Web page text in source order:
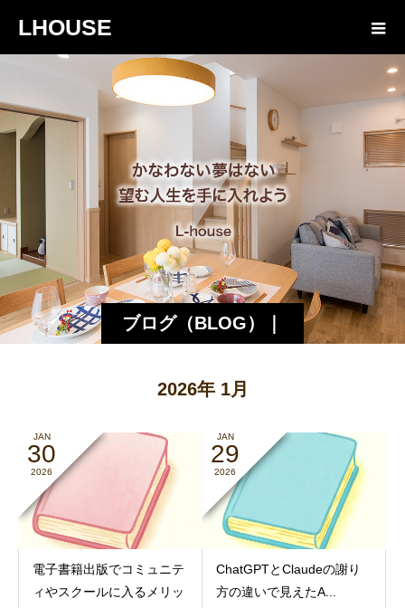
LHOUSE
ブログ（BLOG）｜
エルハウス
2026年 1月
JAN
30
2026
電子書籍出版でコミュニテ
ィやスクールに入るメリッ
JAN
29
2026
ChatGPTとClaudeの謝り
方の違いで見えたA...